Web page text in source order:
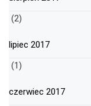
(2)
lipiec 2017
(1)
czerwiec 2017